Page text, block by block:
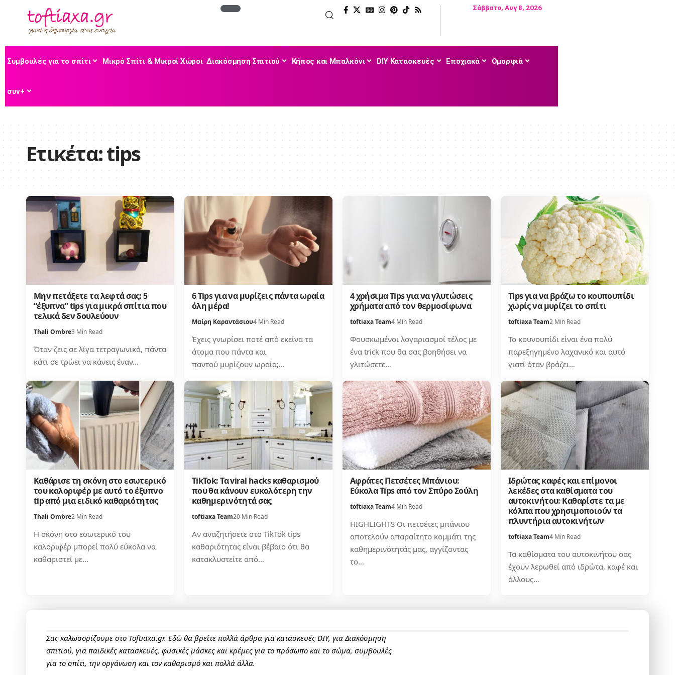
Σάββατο, Αυγ 8, 2026
Συμβουλές για το σπίτι Μικρό Σπίτι & Μικροί Χώροι Διακόσμηση Σπιτιού Κήπος και Μπαλκόνι DIY Κατασκευές Εποχιακά Ομορφιά
συν+
Ετικέτα:tips
Μην πετάξετε τα λεφτά σας: 5
“έξυπνα” tips για μικρά σπίτια που
τελικά δεν δουλεύουν
Thali Ombre3 Min Read
Όταν ζεις σε λίγα τετραγωνικά, πάντα
κάτι σε τρώει να κάνεις έναν…
6 Tips για να μυρίζεις πάντα ωραία
όλη μέρα!
Μαίρη Καραντάσιου4 Min Read
Έχεις γνωρίσει ποτέ από εκείνα τα
άτομα που πάντα και
παντού μυρίζουν ωραία;…
4 χρήσιμα Tips για να γλυτώσεις
χρήματα από τον θερμοσίφωνα
toftiaxa Team4 Min Read
Φουσκωμένοι λογαριασμοί τέλος με
ένα trick που θα σας βοηθήσει να
γλιτώσετε…
Tips για να βράζω το κουπουπίδι
χωρίς να μυρίζει το σπίτι
toftiaxa Team2 Min Read
Το κουνουπίδι είναι ένα πολύ
παρεξηγημένο λαχανικό και αυτό
γιατί όταν βράζει…
Καθάρισε τη σκόνη στο εσωτερικό
του καλοριφέρ με αυτό το έξυπνο
tip από μια ειδικό καθαριότητας
Thali Ombre2 Min Read
Η σκόνη στο εσωτερικό του
καλοριφέρ μπορεί πολύ εύκολα να
καθαριστεί με…
ΤikTok: Τα viral hacks καθαρισμού
που θα κάνουν ευκολότερη την
καθημερινότητά σας
toftiaxa Team20 Min Read
Αν αναζητήσετε στο TikTok tips
καθαριότητας είναι βέβαιο ότι θα
κατακλυστείτε από…
Αφράτες Πετσέτες Μπάνιου:
Εύκολα Tips από τον Σπύρο Σούλη
toftiaxa Team4 Min Read
HIGHLIGHTS Οι πετσέτες μπάνιου
αποτελούν απαραίτητο κομμάτι της
καθημερινότητάς μας, αγγίζοντας
το…
Ιδρώτας καφές και επίμονοι
λεκέδες στα καθίσματα του
αυτοκινήτου: Καθαρίστε τα με
κόλπα που χρησιμοποιούν τα
πλυντήρια αυτοκινήτων
toftiaxa Team4 Min Read
Τα καθίσματα του αυτοκινήτου σας
έχουν λερωθεί από ιδρώτα, καφέ και
άλλους…
Σας καλωσορίζουμε στο Toftiaxa.gr. Εδώ θα βρείτε πολλά άρθρα για κατασκευές DIY, για Διακόσμηση
σπιτιού, για παιδικές κατασκευές, φυσικές μάσκες και κρέμες για το πρόσωπο και το σώμα, συμβουλές
για το σπίτι, την οργάνωση και τον καθαρισμό και πολλά άλλα.